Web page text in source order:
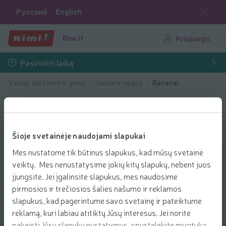
Šioje svetainėje naudojami slapukai
Mes nustatome tik būtinus slapukus, kad mūsų svetainė
veiktų. Mes nenustatysime jokių kitų slapukų, nebent juos
įjungsite. Jei įgalinsite slapukus, mes naudosime
pirmosios ir trečiosios šalies našumo ir reklamos
slapukus, kad pagerintume savo svetainę ir pateiktume
reklamą, kuri labiau atitiktų Jūsų interesus. Jei norite
Русский English
Rimi.lt Prisijungti
Pasirinkti laiką
Vaisiai, daržovės ir gėlės Vaisiai ir uogos Bananai